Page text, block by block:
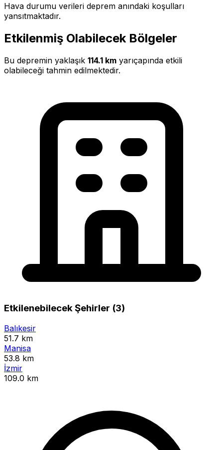
Hava durumu verileri deprem anındaki koşulları
yansıtmaktadır.
Etkilenmiş Olabilecek Bölgeler
Bu depremin yaklaşık 114.1 km yarıçapında etkili
olabileceği tahmin edilmektedir.
Etkilenebilecek Şehirler (3)
Balıkesir
51.7 km
Manisa
53.8 km
İzmir
109.0 km